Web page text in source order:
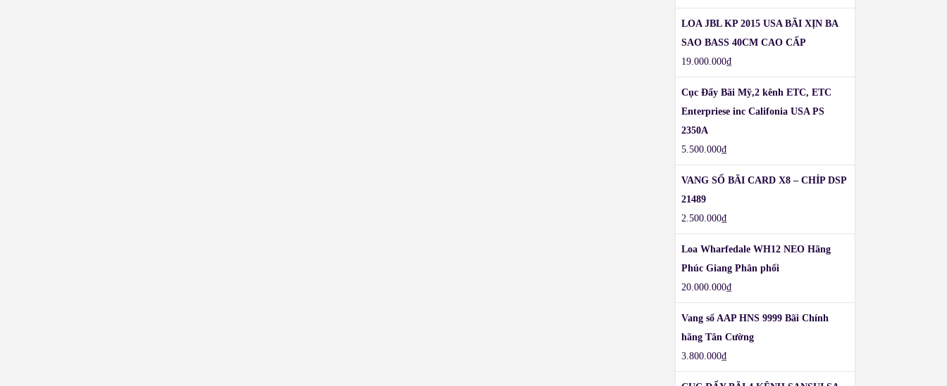
LOA JBL KP 2015 USA BÃI XỊN BA
SAO BASS 40CM CAO CẤP
19.000.000₫
Cục Đẩy Bãi Mỹ,2 kênh ETC, ETC
Enterpriese inc Califonia USA PS
2350A
5.500.000₫
VANG SỐ BÃI CARD X8 – CHÍP DSP
21489
2.500.000₫
Loa Wharfedale WH12 NEO Hãng
Phúc Giang Phân phối
20.000.000₫
Vang số AAP HNS 9999 Bãi Chính
hãng Tân Cường
3.800.000₫